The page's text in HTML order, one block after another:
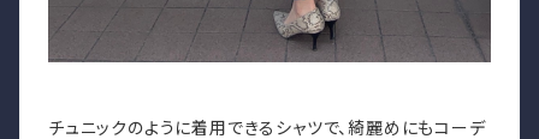
チュニックのように着用できるシャツで、綺麗めにもコーデ